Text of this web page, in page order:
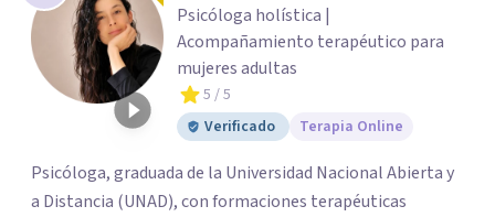
Psicóloga holística |
Acompañamiento terapéutico para
mujeres adultas
5 / 5
Verificado
Terapia Online
Psicóloga, graduada de la Universidad Nacional Abierta y
a Distancia (UNAD), con formaciones terapéuticas